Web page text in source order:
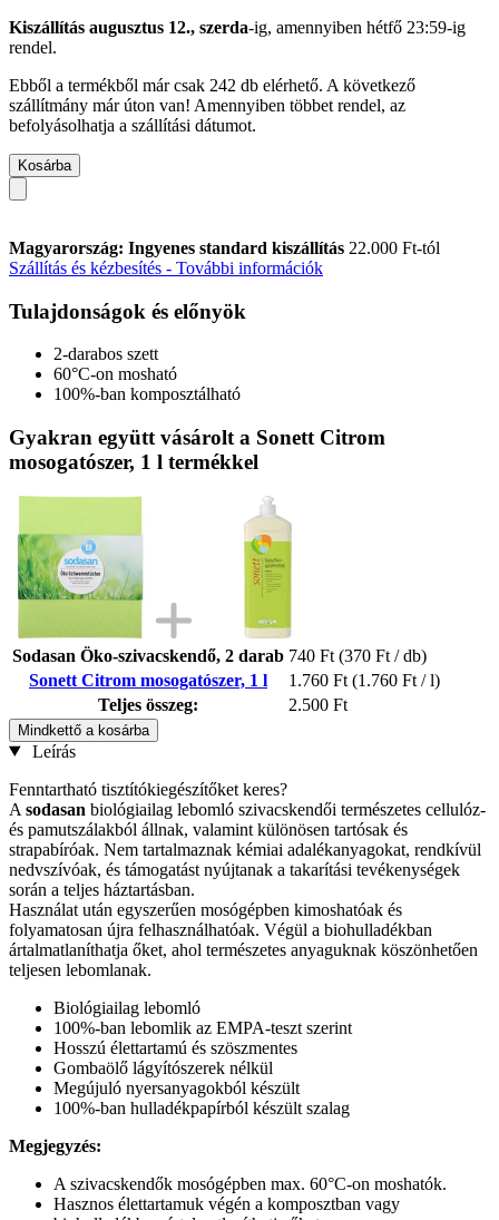
Kiszállítás augusztus 12., szerda-ig, amennyiben hétfő 23:59-ig
rendel.
Ebből a termékből már csak 242 db elérhető. A következő
szállítmány már úton van! Amennyiben többet rendel, az
befolyásolhatja a szállítási dátumot.
Kosárba
Magyarország: Ingyenes standard kiszállítás 22.000 Ft-tól
Szállítás és kézbesítés - További információk
Tulajdonságok és előnyök
2-darabos szett
60°C-on mosható
100%-ban komposztálható
Gyakran együtt vásárolt a Sonett Citrom
mosogatószer, 1 l termékkel
Sodasan Öko-szivacskendő, 2 darab 740 Ft (370 Ft / db)
Sonett Citrom mosogatószer, 1 l
1.760 Ft (1.760 Ft / l)
Teljes összeg:
2.500 Ft
Mindkettő a kosárba
Leírás
Fenntartható tisztítókiegészítőket keres?
A sodasan biológiailag lebomló szivacskendői természetes cellulóz-
és pamutszálakból állnak, valamint különösen tartósak és
strapabíróak. Nem tartalmaznak kémiai adalékanyagokat, rendkívül
nedvszívóak, és támogatást nyújtanak a takarítási tevékenységek
során a teljes háztartásban.
Használat után egyszerűen mosógépben kimoshatóak és
folyamatosan újra felhasználhatóak. Végül a biohulladékban
ártalmatlaníthatja őket, ahol természetes anyaguknak köszönhetően
teljesen lebomlanak.
Biológiailag lebomló
100%-ban lebomlik az EMPA-teszt szerint
Hosszú élettartamú és szöszmentes
Gombaölő lágyítószerek nélkül
Megújuló nyersanyagokból készült
100%-ban hulladékpapírból készült szalag
Megjegyzés:
A szivacskendők mosógépben max. 60°C-on moshatók.
Hasznos élettartamuk végén a komposztban vagy